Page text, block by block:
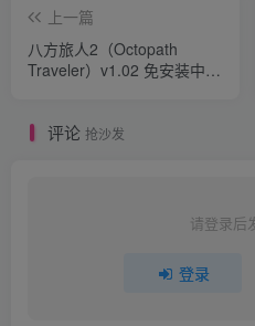
上一篇
八方旅人2（Octopath
Traveler）v1.02 免安装中文
评论 抢沙发
请登录后
登录